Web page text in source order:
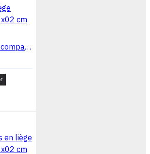
Porte-cartes compact en liège naturel 12x08x02 cm CA7225FL